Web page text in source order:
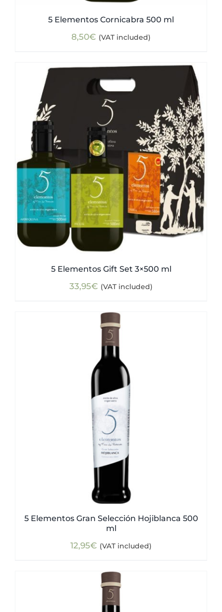
5 Elementos Cornicabra 500 ml
8,50€ (VAT included)
5 Elementos Gift Set 3×500 ml
33,95€ (VAT included)
5 Elementos Gran Selección Hojiblanca 500
ml
12,95€ (VAT included)